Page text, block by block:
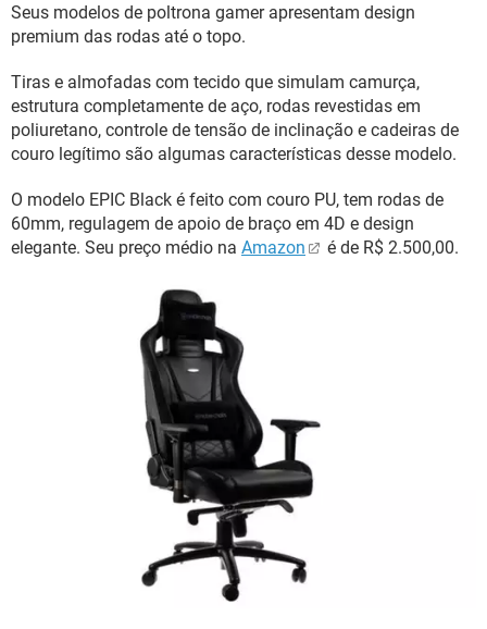
Seus modelos de poltrona gamer apresentam design
premium das rodas até o topo.
Tiras e almofadas com tecido que simulam camurça,
estrutura completamente de aço, rodas revestidas em
poliuretano, controle de tensão de inclinação e cadeiras de
couro legítimo são algumas características desse modelo.
O modelo EPIC Black é feito com couro PU, tem rodas de
60mm, regulagem de apoio de braço em 4D e design
elegante. Seu preço médio na Amazon é de R$ 2.500,00.